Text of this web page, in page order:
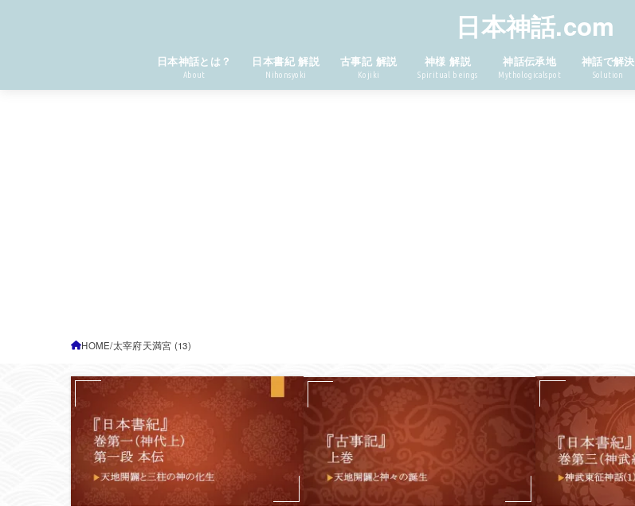
日本神話.com
日本神話とは？
About
日本書紀 解説
Nihonsyoki
古事記 解説
Kojiki
神様 解説
Spiritual beings
神話伝承地
Mythologicalspot
神話で解決
Solution
HOME 太宰府天満宮 (13)